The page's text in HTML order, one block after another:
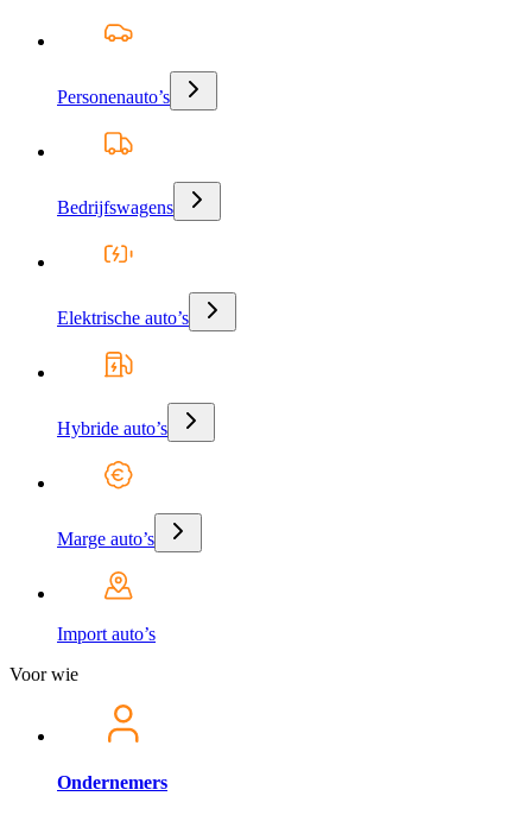
Personenauto’s
Bedrijfswagens
Elektrische auto’s
Hybride auto’s
Marge auto’s
Import auto’s
Voor wie
Ondernemers